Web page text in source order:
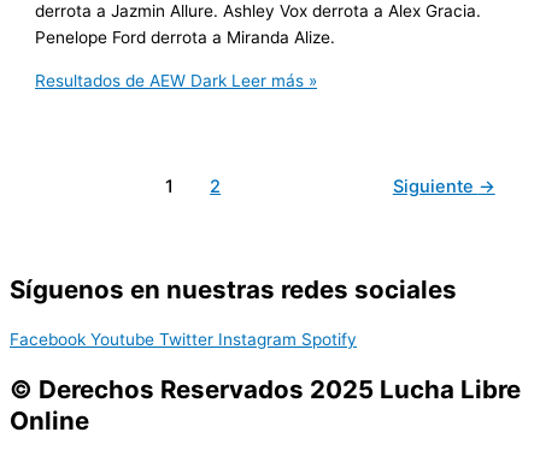
derrota a Jazmin Allure. Ashley Vox derrota a Alex Gracia.
Penelope Ford derrota a Miranda Alize.
Resultados de AEW Dark Leer más »
1 2 Siguiente →
Síguenos en nuestras redes sociales
Facebook Youtube Twitter Instagram Spotify
© Derechos Reservados 2025 Lucha Libre
Online